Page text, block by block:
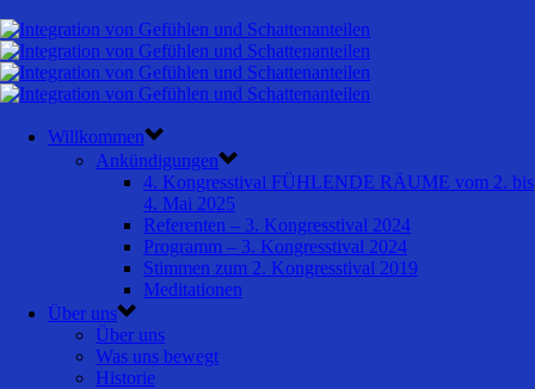
Willkommen
Ankündigungen
4. Kongresstival FÜHLENDE RÄUME vom 2. bis
4. Mai 2025
Referenten – 3. Kongresstival 2024
Programm – 3. Kongresstival 2024
Stimmen zum 2. Kongresstival 2019
Meditationen
Über uns
Über uns
Was uns bewegt
Historie